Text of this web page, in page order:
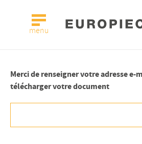
menu
Merci de renseigner votre adresse e-
télécharger votre document